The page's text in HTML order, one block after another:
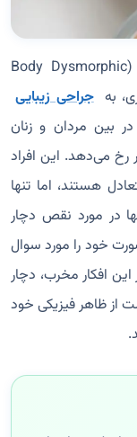
افرادی که مبتلا به اختلال بدریخت انگاری (Body Dysmorphic
جراحی زیبایی
در بین مردان و زنان
رخ می‌دهد. این افراد
هستند، اما تنها
در مورد نقص دچار
خود را مورد سوال
این افکار مخرب، دچار
از ظاهر فیزیکی خود